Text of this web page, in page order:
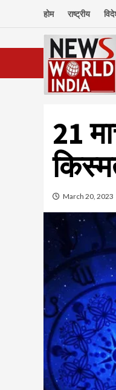
होम राष्ट्रीय
21
March 20, 2023